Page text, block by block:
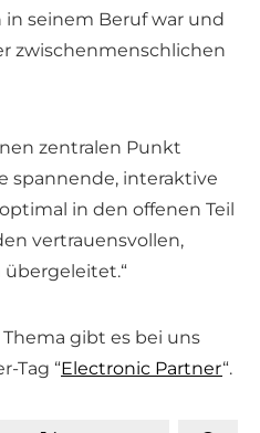
seinem Beruf war und
zwischenmenschlichen
zentralen Punkt
spannende, interaktive
in den offenen Teil
vertrauensvollen,
gibt es bei uns
Tag “Electronic Partner“.